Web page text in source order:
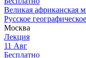
Великая африканская
Русское
Москва
Лекция
11 Авг
Бесплатно